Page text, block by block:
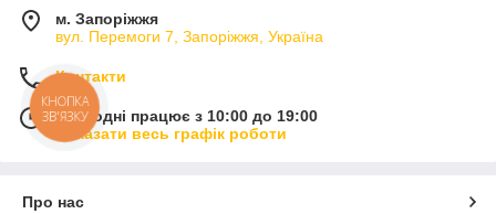
м. Запоріжжя
вул. Перемоги 7, Запоріжжя, Україна
Контакти
Сьогодні працює з 10:00 до 19:00
Показати весь графік роботи
Про нас
КНОПКА
ЗВ'ЯЗКУ